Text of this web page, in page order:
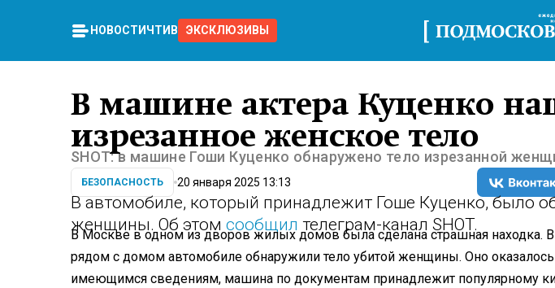
НОВОСТИ ЧТИВО ЭКСКЛЮЗИВЫ
В машине актера Куценко
изрезанное женское тело
SHOT: в машине Гоши Куценко обнаружено тело изрезанной
БЕЗОПАСНОСТЬ 20 января 2025 13:13
В автомобиле, который принадлежит Гоше Куценко, было
женщины. Об этом сообщил телеграм-канал SHOT.
В Москве в одном из дворов жилых домов была сделана страшная находка.
рядом с домом автомобиле обнаружили тело убитой женщины. Оно
имеющимся сведениям, машина по документам принадлежит популярному